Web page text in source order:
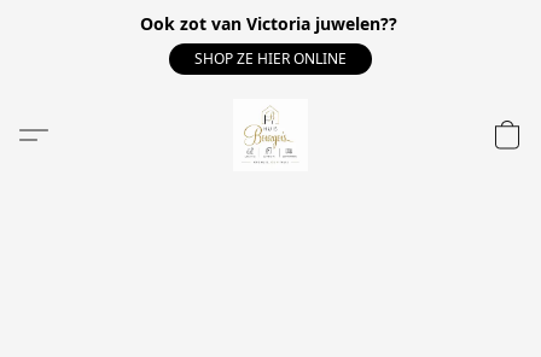
Ook zot van Victoria juwelen??
SHOP ZE HIER ONLINE